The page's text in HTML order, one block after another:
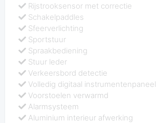
Rijstrooksensor met correctie
Schakelpaddles
Sfeerverlichting
Sportstuur
Spraakbediening
Stuur leder
Verkeersbord detectie
Volledig digitaal instrumentenpaneel
Voorstoelen verwarmd
Alarmsysteem
Aluminium interieur afwerking